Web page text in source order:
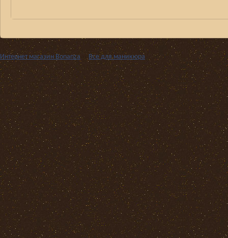
Интернет магазин Bonanza ›› Все для маникюра